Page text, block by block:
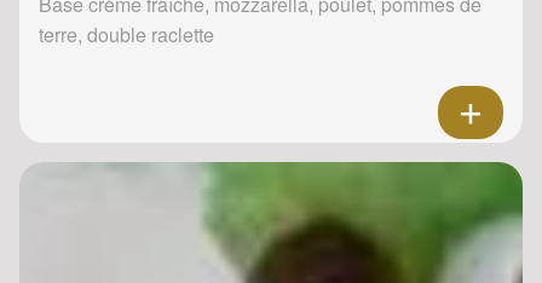
terre, double raclette